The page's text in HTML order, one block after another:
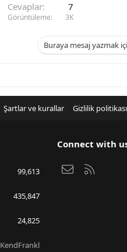
Cevaplar 7
Görüntüleme 3K
Buraya mesaj yazmak
Şartlar ve kurallar Gizlilik politikası
99,613
435,847
24,825
KendFrankl
Connect with
Bize ulaşın